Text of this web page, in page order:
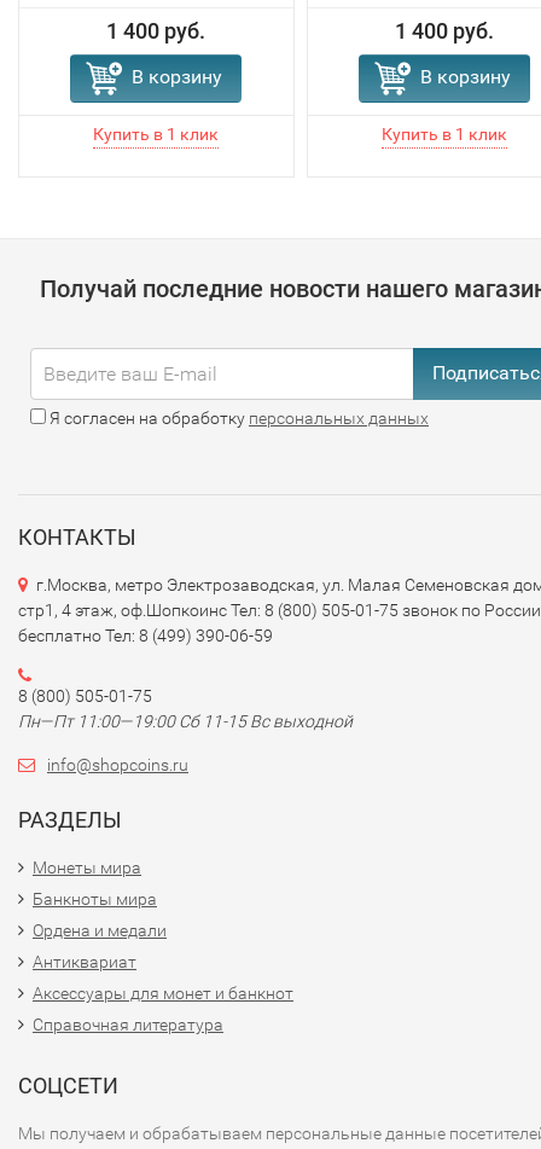
1 400 руб.
В корзину
1 400 руб.
В корзину
Получай последние новости нашего
Я согласен на обработку персональных данных
КОНТАКТЫ
г.Москва, метро Электрозаводская, ул. Малая Семеновская
стр1, 4 этаж, оф.Шопкоинс Тел: 8 (800) 505-01-75 звонок по России
бесплатно Тел: 8 (499) 390-06-59
8 (800) 505-01-75
Пн—Пт 11:00—19:00 Сб 11-15 Вс выходной
info@shopcoins.ru
РАЗДЕЛЫ
Монеты мира
Банкноты мира
Ордена и медали
Антиквариат
Аксессуары для монет и банкнот
Справочная литература
СОЦСЕТИ
Мы получаем и обрабатываем персональные данные